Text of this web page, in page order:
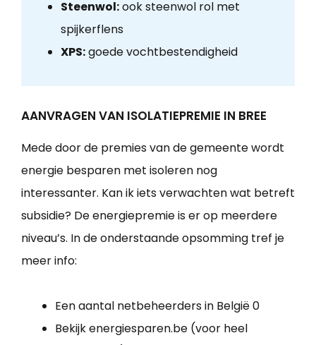
Steenwol:ook steenwol rol met
spijkerflens
XPS:goede vochtbestendigheid
AANVRAGEN VAN ISOLATIEPREMIE IN BREE
Mede door de premies van de gemeente wordt
energie besparen met isoleren nog
interessanter. Kan ik iets verwachten wat betreft
subsidie? De energiepremie is er op meerdere
niveau’s. In de onderstaande opsomming tref je
meer info:
Een aantal netbeheerders in België 0
Bekijk energiesparen.be (voor heel